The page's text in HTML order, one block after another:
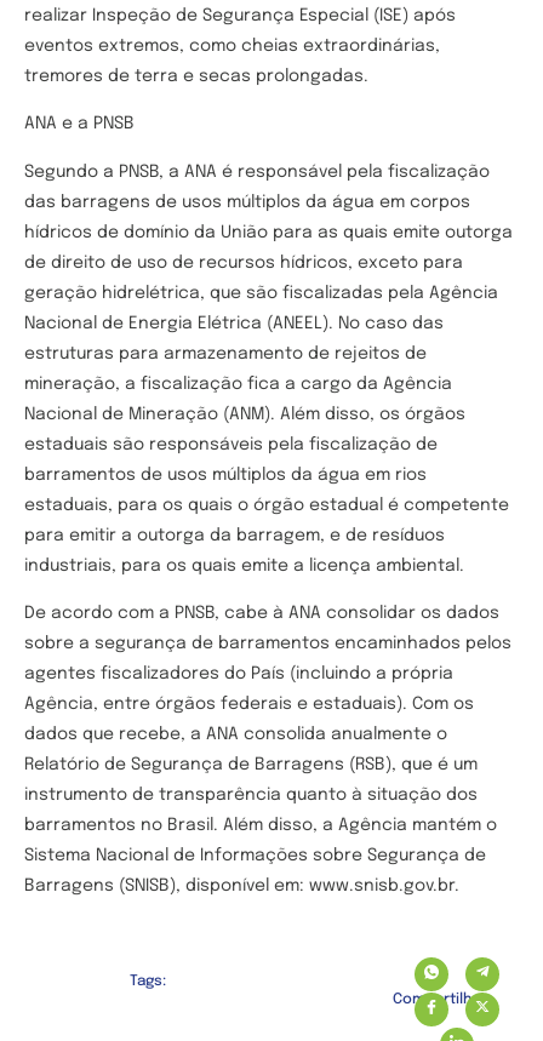
realizar Inspeção de Segurança Especial (ISE) após
eventos extremos, como cheias extraordinárias,
tremores de terra e secas prolongadas.
ANA e a PNSB
Segundo a PNSB, a ANA é responsável pela fiscalização
das barragens de usos múltiplos da água em corpos
hídricos de domínio da União para as quais emite outorga
de direito de uso de recursos hídricos, exceto para
geração hidrelétrica, que são fiscalizadas pela Agência
Nacional de Energia Elétrica (ANEEL). No caso das
estruturas para armazenamento de rejeitos de
mineração, a fiscalização fica a cargo da Agência
Nacional de Mineração (ANM). Além disso, os órgãos
estaduais são responsáveis pela fiscalização de
barramentos de usos múltiplos da água em rios
estaduais, para os quais o órgão estadual é competente
para emitir a outorga da barragem, e de resíduos
industriais, para os quais emite a licença ambiental.
De acordo com a PNSB, cabe à ANA consolidar os dados
sobre a segurança de barramentos encaminhados pelos
agentes fiscalizadores do País (incluindo a própria
Agência, entre órgãos federais e estaduais). Com os
dados que recebe, a ANA consolida anualmente o
Relatório de Segurança de Barragens (RSB), que é um
instrumento de transparência quanto à situação dos
barramentos no Brasil. Além disso, a Agência mantém o
Sistema Nacional de Informações sobre Segurança de
Barragens (SNISB), disponível em: www.snisb.gov.br.
Tags:
Compartilhe: